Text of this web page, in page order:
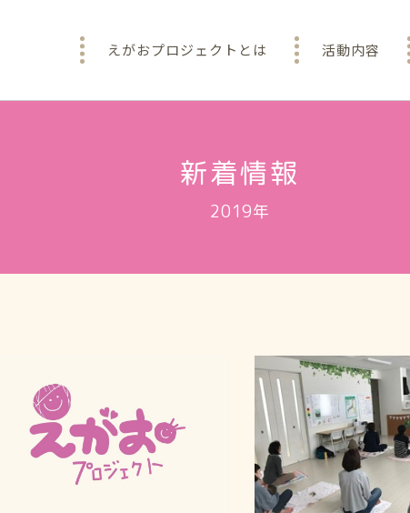
えがおプロジェクトとは 活動内容
新着情報
2019年